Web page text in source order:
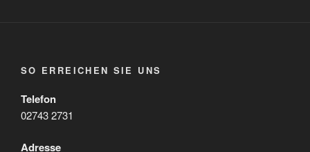
SO ERREICHEN SIE UNS
Telefon
02743 2731
Adresse